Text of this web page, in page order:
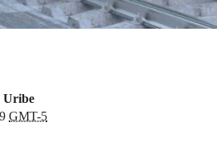
Uribe
GMT-5